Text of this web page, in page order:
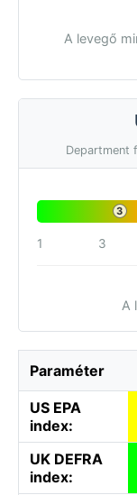
A levegő
Department
3
1 3
A
Paraméter
US EPA
index:
UK DEFRA
index: